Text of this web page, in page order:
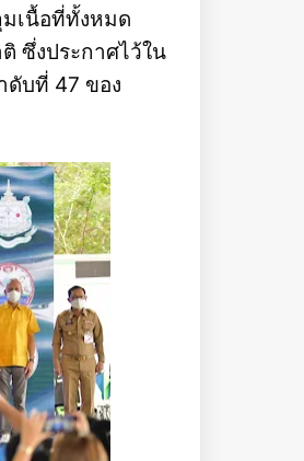
เนื้อที่ทั้งหมด
ซึ่งประกาศไว้ใน
ดับที่ 47 ของ